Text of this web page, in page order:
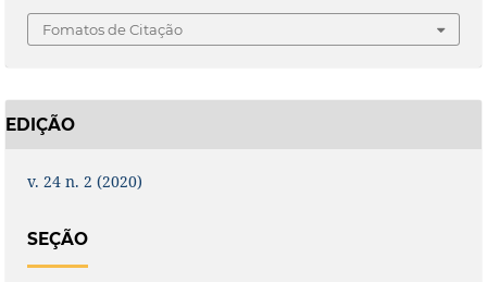
Fomatos de Citação
EDIÇÃO
v. 24 n. 2 (2020)
SEÇÃO